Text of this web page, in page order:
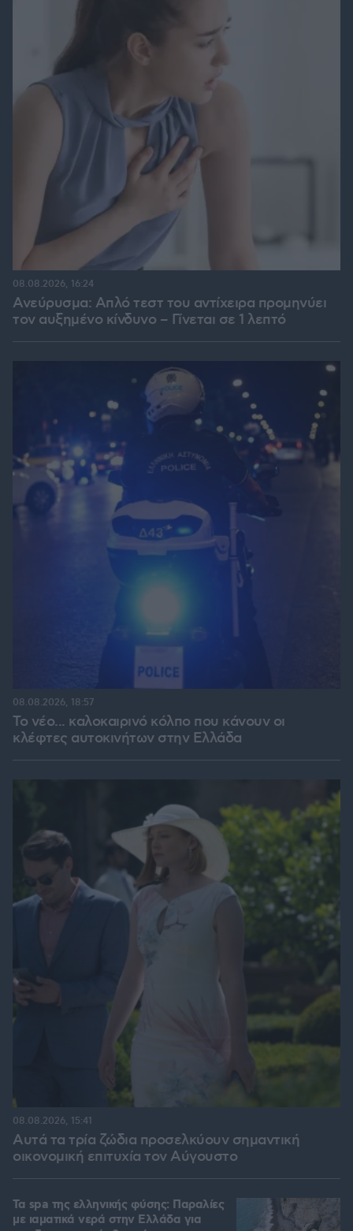
Ανεύρυσμα: Απλό τεστ του αντίχειρα προμηνύει
τον αυξημένο κίνδυνο – Γίνεται σε 1 λεπτό
08.08.2026, 16:24
Το νέο... καλοκαιρινό κόλπο που κάνουν οι
κλέφτες αυτοκινήτων στην Ελλάδα
08.08.2026, 18:57
Αυτά τα τρία ζώδια προσελκύουν σημαντική
οικονομική επιτυχία τον Αύγουστο
08.08.2026, 15:41
Τα spa της ελληνικής φύσης: Παραλίες
με ιαματικά νερά στην Ελλάδα για